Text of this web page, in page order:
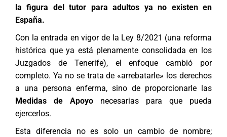
la figura del tutor para adultos ya no existen en
España.
Con la entrada en vigor de la Ley 8/2021 (una reforma
histórica que ya está plenamente consolidada en los
Juzgados de Tenerife), el enfoque cambió por
completo. Ya no se trata de «arrebatarle» los derechos
a una persona enferma, sino de proporcionarle las
Medidas de Apoyo necesarias para que pueda
ejercerlos.
Esta diferencia no es solo un cambio de nombre;